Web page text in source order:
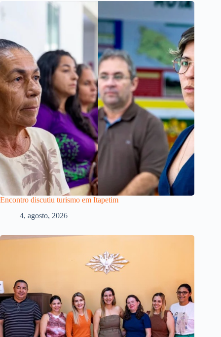
Encontro discutiu turismo em Itapetim
4, agosto, 2026